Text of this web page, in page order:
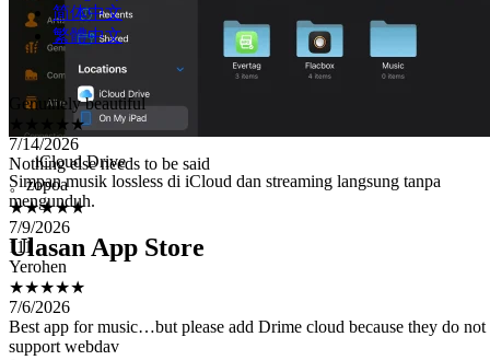
简体中文
繁體中文
iCloud Drive
Simpan musik lossless di iCloud dan streaming langsung tanpa
mengunduh.
Ulasan App Store
Genuinely beautiful
★★★★★
7/14/2026
Nothing else needs to be said
。zopoa
★★★★★
7/9/2026
111
Yerohen
★★★★★
7/6/2026
Best app for music…but please add Drime cloud because they do not
support webdav
fryyuuy
★★★★★